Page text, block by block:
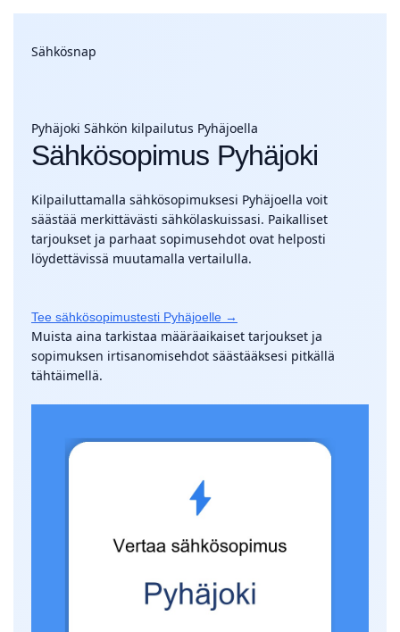
Sähkösnap
Pyhäjoki Sähkön kilpailutus Pyhäjoella
Sähkösopimus Pyhäjoki
Kilpailuttamalla sähkösopimuksesi Pyhäjoella voit
säästää merkittävästi sähkölaskuissasi. Paikalliset
tarjoukset ja parhaat sopimusehdot ovat helposti
löydettävissä muutamalla vertailulla.
Tee sähkösopimustesti Pyhäjoelle →
Muista aina tarkistaa määräaikaiset tarjoukset ja
sopimuksen irtisanomisehdot säästääksesi pitkällä
tähtäimellä.